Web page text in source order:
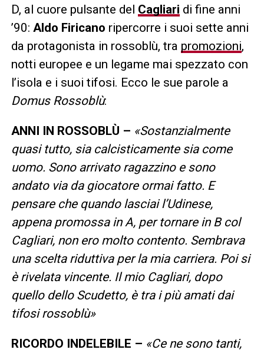
D, al cuore pulsante del Cagliari di fine anni
’90: Aldo Firicano ripercorre i suoi sette anni
da protagonista in rossoblù, tra promozioni,
notti europee e un legame mai spezzato con
l’isola e i suoi tifosi. Ecco le sue parole a
Domus Rossoblù:
ANNI IN ROSSOBLÙ – «Sostanzialmente
quasi tutto, sia calcisticamente sia come
uomo. Sono arrivato ragazzino e sono
andato via da giocatore ormai fatto. E
pensare che quando lasciai l’Udinese,
appena promossa in A, per tornare in B col
Cagliari, non ero molto contento. Sembrava
una scelta riduttiva per la mia carriera. Poi si
è rivelata vincente. Il mio Cagliari, dopo
quello dello Scudetto, è tra i più amati dai
tifosi rossoblù»
RICORDO INDELEBILE – «Ce ne sono tanti,